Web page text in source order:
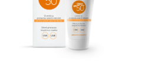
Creme Emoliente
Creme cu Uree
Produse pentru pete pigmentare